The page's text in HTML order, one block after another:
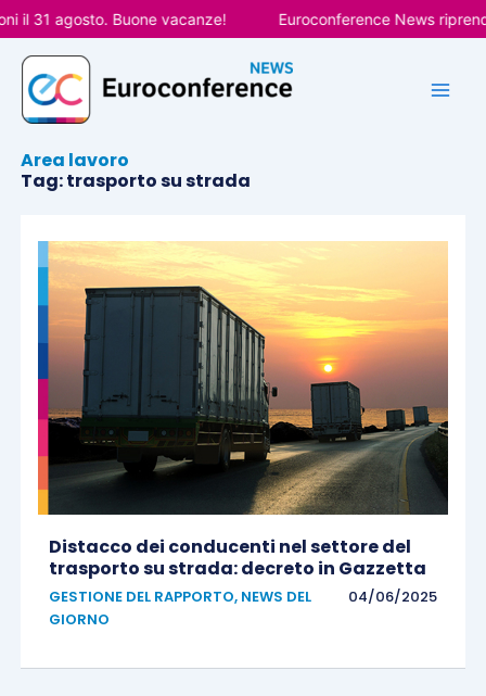
Vai
al
contenuto
31 agosto. Buone vacanze! Euroconference News
Area lavoro
Tag: trasporto su strada
Distacco dei conducenti nel settore del
trasporto su strada: decreto in Gazzetta
GESTIONE DEL RAPPORTO, NEWS DEL
GIORNO
04/06/2025